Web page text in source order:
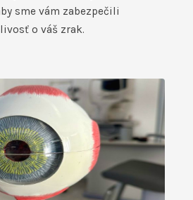
sme vám zabezpečili
o váš zrak.